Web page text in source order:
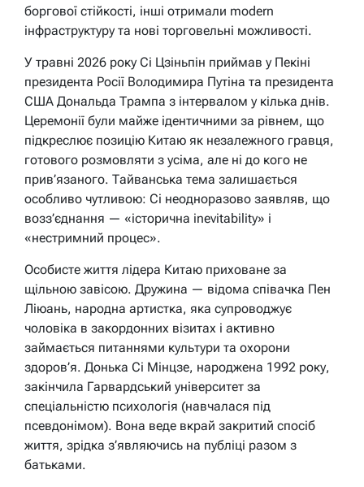
боргової стійкості, інші отримали modern
інфраструктуру та нові торговельні можливості.
У травні 2026 року Сі Цзіньпін приймав у Пекіні
президента Росії Володимира Путіна та президента
США Дональда Трампа з інтервалом у кілька днів.
Церемонії були майже ідентичними за рівнем, що
підкреслює позицію Китаю як незалежного гравця,
готового розмовляти з усіма, але ні до кого не
прив’язаного. Тайванська тема залишається
особливо чутливою: Сі неодноразово заявляв, що
возз’єднання — «історична inevitability» і
«нестримний процес».
Особисте життя лідера Китаю приховане за
щільною завісою. Дружина — відома співачка Пен
Ліюань, народна артистка, яка супроводжує
чоловіка в закордонних візитах і активно
займається питаннями культури та охорони
здоров’я. Донька Сі Мінцзе, народжена 1992 року,
закінчила Гарвардський університет за
спеціальністю психологія (навчалася під
псевдонімом). Вона веде вкрай закритий спосіб
життя, зрідка з’являючись на публіці разом з
батьками.